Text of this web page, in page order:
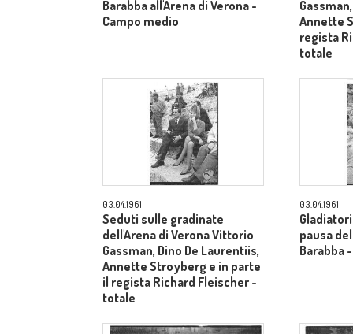
Barabba all'Arena di Verona -
Campo medio
Annette
regista
totale
03.04.1961
Seduti sulle gradinate
dell'Arena di Verona Vittorio
Gassman, Dino De Laurentiis,
Annette Stroyberg e in parte
il regista Richard Fleischer -
totale
03.04.1961
pausa
Barabba